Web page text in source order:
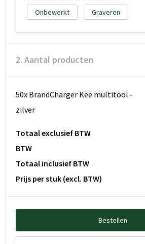
Onbewerkt Graveren
2. Aantal producten
50x BrandCharger Kee multitool -
zilver
Totaal exclusief BTW
BTW
Totaal inclusief BTW
Prijs per stuk (excl. BTW)
Bestellen